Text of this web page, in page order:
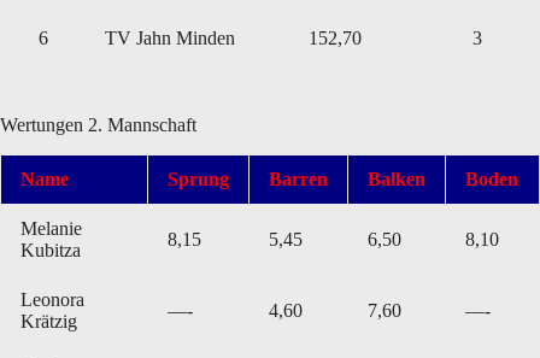
6 TV Jahn Minden 152,70 3
Wertungen 2. Mannschaft
Name Sprung Barren Balken Boden
Melanie
Kubitza
8,15 5,45 6,50 8,10
Leonora
Krätzig
—- 4,60 7,60 —-